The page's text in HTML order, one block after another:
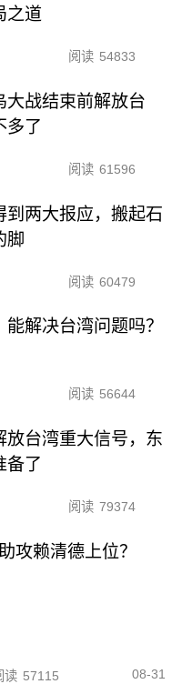
之道
阅读 54833
大战结束前解放台
多了
阅读 61596
到两大报应，搬起石
脚
阅读 60479
解决台湾问题吗？
阅读 56644
放台湾重大信号，东
备了
阅读 79374
攻赖清德上位？
读 57115 08-31